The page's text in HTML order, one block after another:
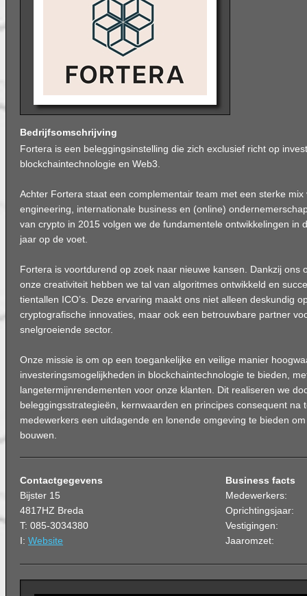
Bedrijfsomschrijving
Fortera is een beleggingsinstelling die zich exclusief richt op
blockchaintechnologie en Web3.
Achter Fortera staat een complementair team met een sterke mix
engineering, internationale business en (online)
van crypto in 2015 volgen we de fundamentele ontwikkelingen in
jaar op de voet.
Fortera is voortdurend op zoek naar nieuwe kansen. Dankzij ons
onze creativiteit hebben we tal van algoritmes ontwikkeld en
tientallen ICO’s. Deze ervaring maakt ons niet alleen deskundig
cryptografische innovaties, maar ook een betrouwbare partner
snelgroeiende sector.
Onze missie is om op een toegankelijke en veilige manier
investeringsmogelijkheden in blockchaintechnologie te bieden,
langetermijnrendementen voor onze klanten. Dit realiseren we
beleggingsstrategieën, kernwaarden en principes consequent na
medewerkers een uitdagende en lonende omgeving te bieden
bouwen.
Contactgegevens
Bijster 15
4817HZ Breda
T: 085-3034380
I: Website
Business facts
Medewerkers:
Oprichtingsjaar:
Vestigingen:
Jaaromzet: